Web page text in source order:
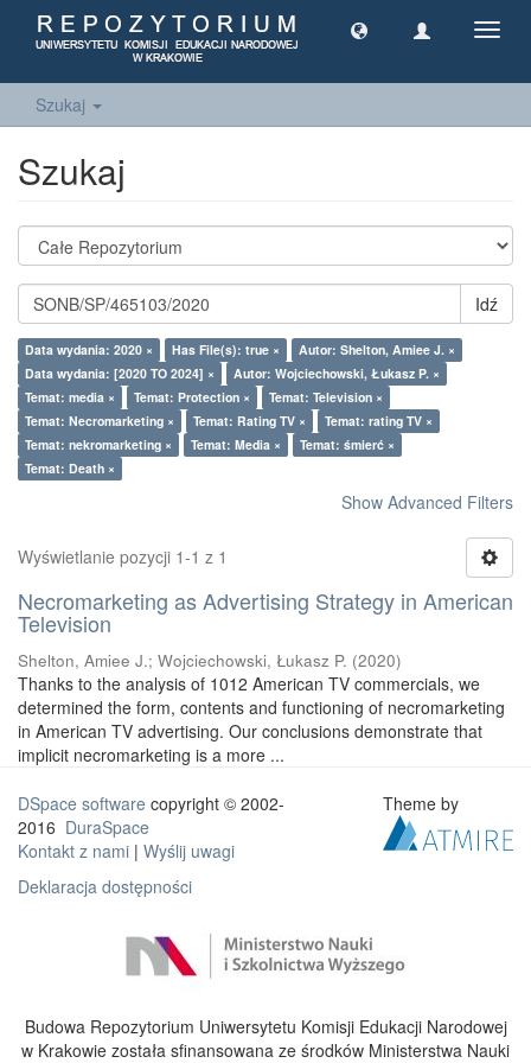
Szukaj
Szukaj
Idź
Data wydania: 2020 × Has File(s): true ×
Autor: Shelton, Amiee J. ×
Data wydania: [2020 TO 2024] ×
Autor: Wojciechowski, Łukasz P. ×
Temat: media ×
Temat: Protection ×
Temat: Television ×
Temat: Necromarketing ×
Temat: Rating TV ×
Temat: rating TV ×
Temat: nekromarketing ×
Temat: Media ×
Temat: śmierć ×
Temat: Death ×
Show Advanced Filters
Wyświetlanie pozycji 1-1 z 1
Necromarketing as Advertising Strategy in American
Television
Shelton, Amiee J.; Wojciechowski, Łukasz P. (2020)
Thanks to the analysis of 1012 American TV commercials, we
determined the form, contents and functioning of necromarketing
in American TV advertising. Our conclusions demonstrate that
implicit necromarketing is a more ...
DSpace software copyright © 2002-
2016 DuraSpace
Kontakt z nami | Wyślij uwagi
Deklaracja dostępności
Theme by
Budowa Repozytorium Uniwersytetu Komisji Edukacji Narodowej
w Krakowie została sfinansowana ze środków Ministerstwa Nauki